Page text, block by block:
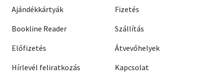
Ajándékkártyák
Bookline Reader
Előfizetés
Hírlevél feliratkozás
Fizetés
Szállítás
Átvevőhelyek
Kapcsolat